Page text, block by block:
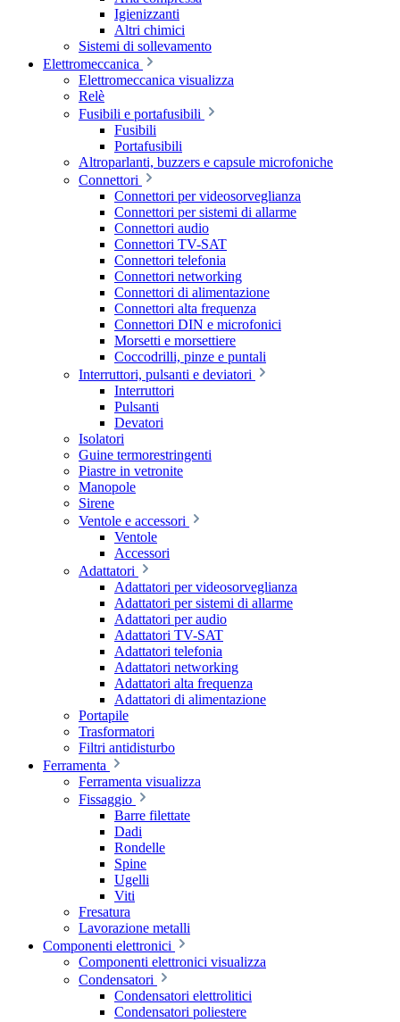
Igienizzanti
Altri chimici
Sistemi di sollevamento
Elettromeccanica
Elettromeccanica visualizza
Relè
Fusibili e portafusibili
Fusibili
Portafusibili
Altroparlanti, buzzers e capsule microfoniche
Connettori
Connettori per videosorveglianza
Connettori per sistemi di allarme
Connettori audio
Connettori TV-SAT
Connettori telefonia
Connettori networking
Connettori di alimentazione
Connettori alta frequenza
Connettori DIN e microfonici
Morsetti e morsettiere
Coccodrilli, pinze e puntali
Interruttori, pulsanti e deviatori
Interruttori
Pulsanti
Devatori
Isolatori
Guine termorestringenti
Piastre in vetronite
Manopole
Sirene
Ventole e accessori
Ventole
Accessori
Adattatori
Adattatori per videosorveglianza
Adattatori per sistemi di allarme
Adattatori per audio
Adattatori TV-SAT
Adattatori telefonia
Adattatori networking
Adattatori alta frequenza
Adattatori di alimentazione
Portapile
Trasformatori
Filtri antidisturbo
Ferramenta
Ferramenta visualizza
Fissaggio
Barre filettate
Dadi
Rondelle
Spine
Ugelli
Viti
Fresatura
Lavorazione metalli
Componenti elettronici
Componenti elettronici visualizza
Condensatori
Condensatori elettrolitici
Condensatori poliestere